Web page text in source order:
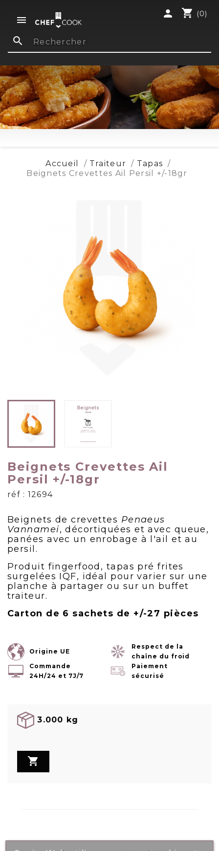

shopping_cart (0)
person
search
Accueil Traiteur
Tapas
Beignets Crevettes Ail Persil +/-18gr
Beignets Crevettes Ail
Persil +/-18gr
réf : 12694
Beignets de crevettes Penaeus
Vannamei, décortiquées et avec queue,
panées avec un enrobage à l'ail et au
persil.
Produit fingerfood, tapas pré frites
surgelées IQF, idéal pour varier sur une
planche à partager ou sur un buffet
traiteur.
Carton de 6 sachets de +/-27 pièces
Origine UE
Respect de la
chaîne du froid
Commande
24H/24 et 7J/7
Paiement
sécurisé
3.000 kg
